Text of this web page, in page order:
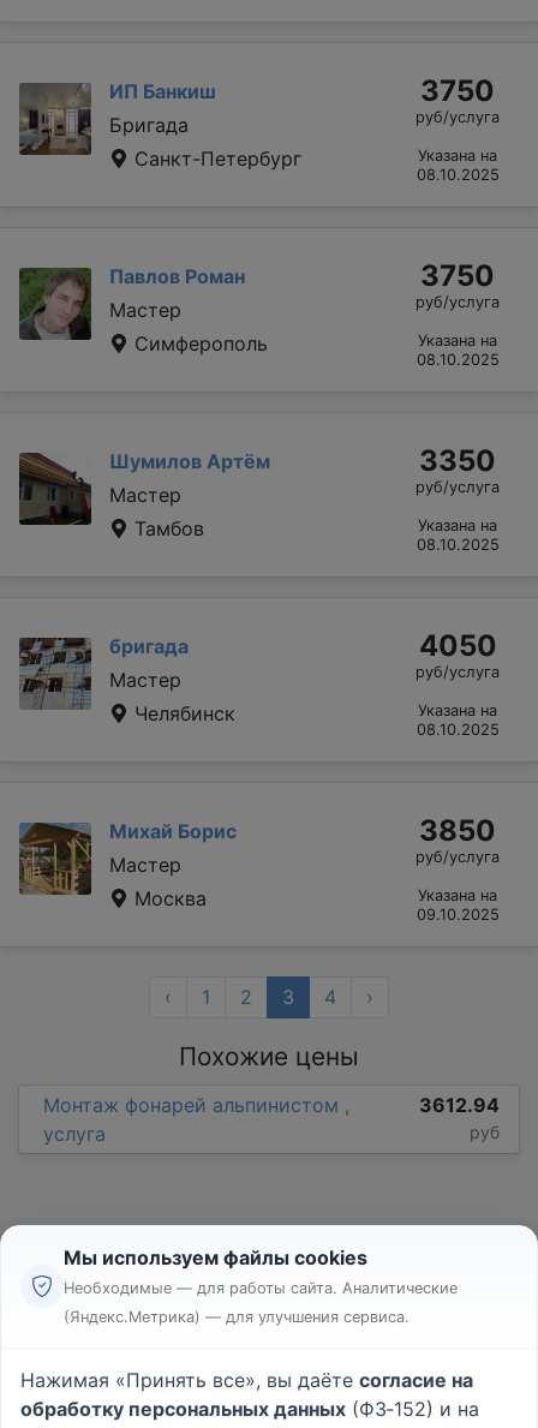
ИП Банкиш
Бригада
Санкт-Петербург
3750
руб/услуга
Указана на
08.10.2025
Павлов Роман
Мастер
Симферополь
3750
руб/услуга
Указана на
08.10.2025
Шумилов Артём
Мастер
Тамбов
3350
руб/услуга
Указана на
08.10.2025
бригада
Мастер
Челябинск
4050
руб/услуга
Указана на
08.10.2025
Михай Борис
Мастер
Москва
3850
руб/услуга
Указана на
09.10.2025
‹ 1 2 3 4 ›
Похожие цены
Монтаж фонарей альпинистом ,
услуга
3612.94
руб
Реклама
Пользовательское соглашение
Политика конфиденциальности
Мы используем файлы cookies
Необходимые — для работы сайта. Аналитические
(Яндекс.Метрика) — для улучшения сервиса.
Нажимая «Принять все», вы даёте согласие на
обработку персональных данных (ФЗ‑152) и на